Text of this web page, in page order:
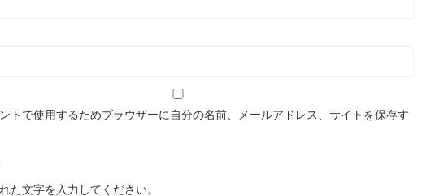
トで使用するためブラウザーに自分の名前、メールアドレス、サイトを保存す
た文字を入力してください。